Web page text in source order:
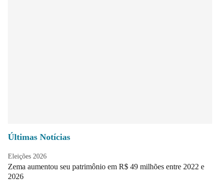
Últimas Notícias
Eleições 2026
Zema aumentou seu patrimônio em R$ 49 milhões entre 2022 e
2026